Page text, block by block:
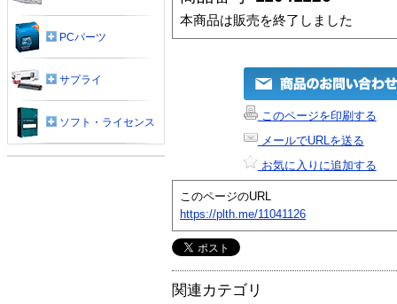
本商品は販売を終了しました
このページを印刷する
メールでURLを送る
お気に入りに追加する
このページのURL
https://plth.me/11041126
関連カテゴリ
PCパーツ
サプライ
ソフト・ライセンス